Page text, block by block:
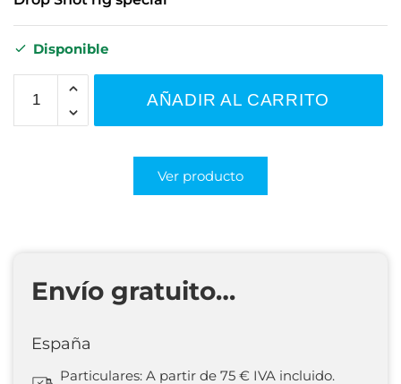
Disponible
AÑADIR AL CARRITO
Ver producto
Envío gratuito…
España
Particulares: A partir de 75 € IVA incluido.